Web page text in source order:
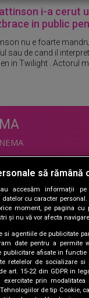
i-a cerut
in public
nu e foarte
sau de cand il
in Twilight . Actorul
au talent
să rămână
accesăm informații pe
cu caracter
moment, pe pagina cu
și nu vă vor afecta
si agentiile de publicitate
date pentru a permite
afisate in
retelelor de socializare
art. 15-22 din GDPR in
prin modalitatea
Tehnologiilor de tip Cookie,